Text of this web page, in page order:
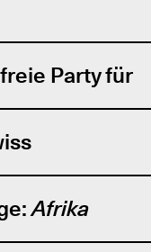
Party für
Afrika